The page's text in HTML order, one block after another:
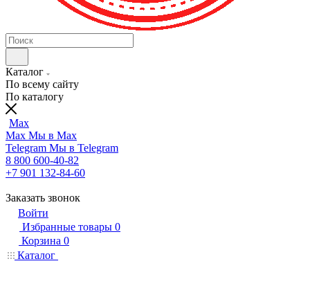
Каталог
По всему сайту
По каталогу
Max
Max Мы в Max
Telegram Мы в Telegram
8 800 600-40-82
+7 901 132-84-60
Заказать звонок
Войти
Избранные товары 0
Корзина 0
Каталог